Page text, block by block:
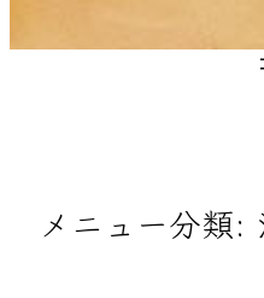
メニュー分類: